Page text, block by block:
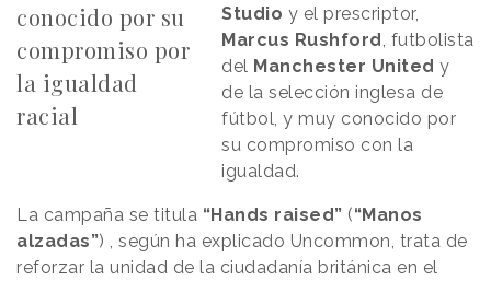
conocido por su
compromiso por
la igualdad
racial
Studio y el prescriptor,
Marcus Rushford, futbolista
del Manchester United y
de la selección inglesa de
fútbol, y muy conocido por
su compromiso con la
igualdad.
La campaña se titula “Hands raised” (“Manos
alzadas”) , según ha explicado Uncommon, trata de
reforzar la unidad de la ciudadanía británica en el